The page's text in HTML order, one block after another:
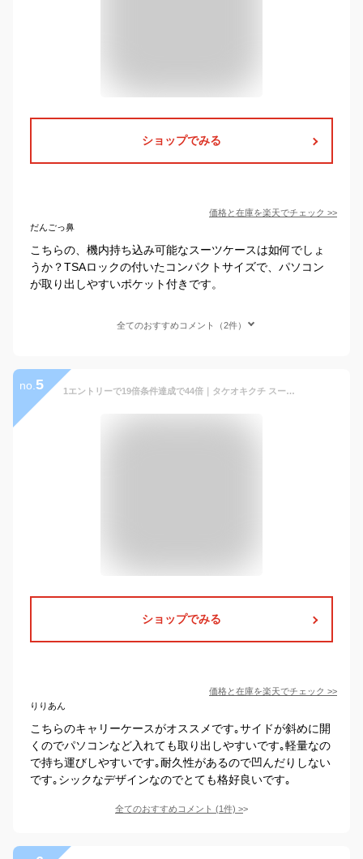
ショップでみる
価格と在庫を楽天でチェック >>
だんごっ鼻
こちらの、機内持ち込み可能なスーツケースは如何でしょ
うか？TSAロックの付いたコンパクトサイズで、パソコン
が取り出しやすいポケット付きです。
全てのおすすめコメント（2件）
no. 5 1エントリーで19倍条件達成で44倍｜タケオキクチ スーツケース TAKEO KIKUCHI CITY BLACK Sサイズ 機内持ち込み キャリーケース 32L 1泊 2泊 フロントオープン TSA PC収納 ストッパー 抗菌 ビジネス 出張 旅行 CTY002A
ショップでみる
価格と在庫を楽天でチェック >>
りりあん
こちらのキャリーケースがオススメです｡サイドが斜めに開
くのでパソコンなど入れても取り出しやすいです｡軽量なの
で持ち運びしやすいです｡耐久性があるので凹んだりしない
です｡シックなデザインなのでとても格好良いです｡
全てのおすすめコメント (1件) >